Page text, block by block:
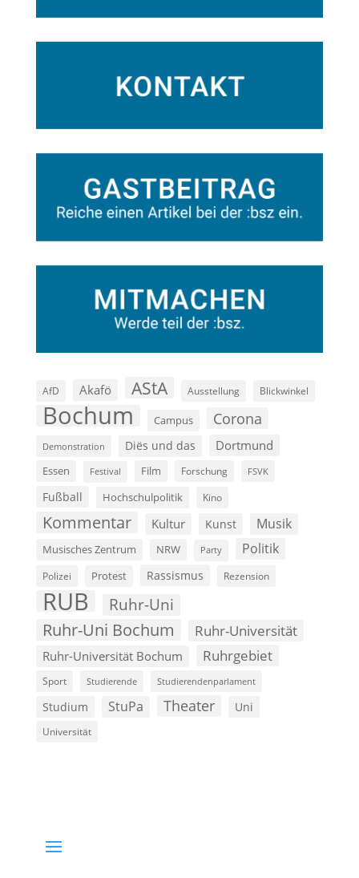
AfD Akafö AStA Ausstellung Blickwinkel
Bochum Campus Corona
Demonstration Diës und das Dortmund
Essen Festival Film Forschung FSVK
Fußball Hochschulpolitik Kino
Kommentar Kultur Kunst Musik
Musisches Zentrum NRW Party Politik
Polizei Protest Rassismus Rezension
RUB Ruhr-Uni
Ruhr-Uni Bochum Ruhr-Universität
Ruhr-Universität Bochum Ruhrgebiet
Sport Studierende Studierendenparlament
Studium StuPa Theater Uni
Universität